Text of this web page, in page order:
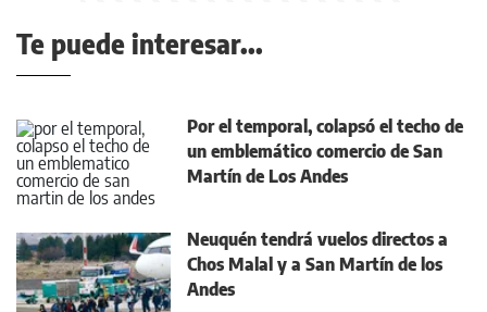
Te puede interesar...
Por el temporal, colapsó el techo de
un emblemático comercio de San
Martín de Los Andes
Neuquén tendrá vuelos directos a
Chos Malal y a San Martín de los
Andes